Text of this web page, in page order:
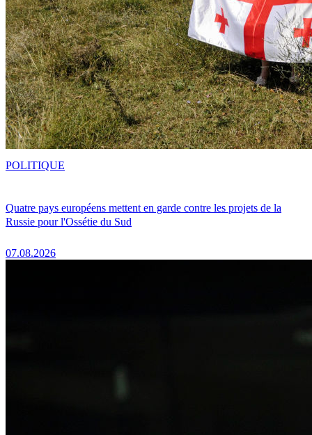
Quatre pays européens mettent en garde contre les projets de la
Russie pour l'Ossétie du Sud
07.08.2026
POLITIQUE